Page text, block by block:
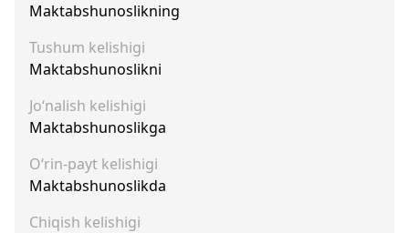
Maktabshunoslikning
Tushum kelishigi
Maktabshunoslikni
Jo‘nalish kelishigi
Maktabshunoslikga
O‘rin-payt kelishigi
Maktabshunoslikda
Chiqish kelishigi